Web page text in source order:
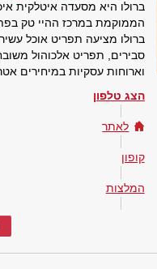
ברולו היא מסעדה איטלקית
הממוקמת במרכז ההיי טק
ברולו מציעה תפריט אוכל
סבירים, תפריט אלכוהול משובח
וארוחות עסקיות במיחירים
הצג טלפון
לאתר
קופון
המלצות